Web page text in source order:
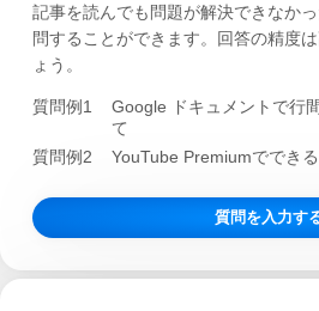
記事を読んでも問題が解決できなか
問することができます。回答の精度
ょう。
質問例1
Google ドキュメントで行
て
質問例2
YouTube Premiumででき
質問を入力す